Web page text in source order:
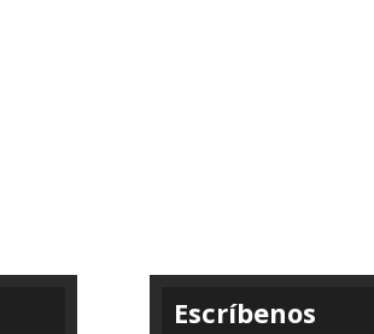
Escríbenos